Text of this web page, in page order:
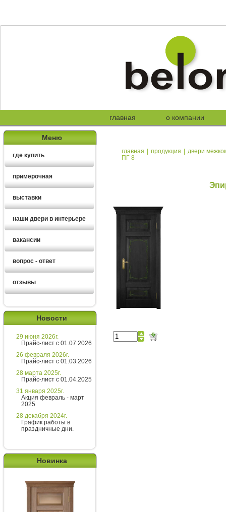
главная о компании
Меню
где купить
примерочная
выставки
наши двери в интерьере
вакансии
вопрос - ответ
отзывы
Новости
29 июня 2026г.
Прайс-лист с 01.07.2026
26 февраля 2026г.
Прайс-лист с 01.03.2026
28 марта 2025г.
Прайс-лист с 01.04.2025
31 января 2025г.
Акция февраль - март
2025
28 декабря 2024г.
График работы в
праздничные дни.
Новинка
главная | продукция | двери
ПГ 8
Введите сообщение
Екатерина
Здравствуйте!
Хотите получить расчет
стоимости за 5 минут?
Напишите мне и я все расскажу
подробно!